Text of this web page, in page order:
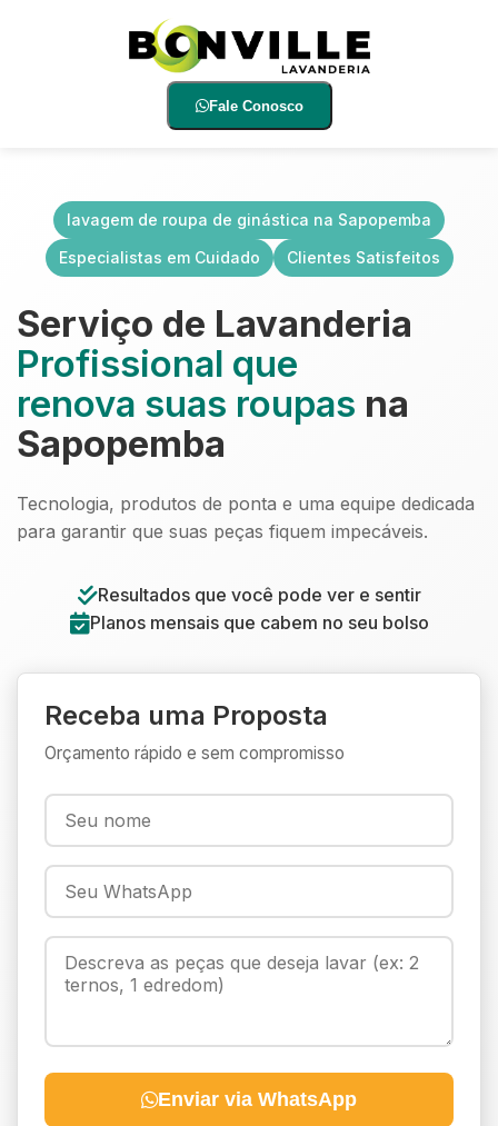
Fale Conosco
lavagem de roupa de ginástica na Sapopemba
Especialistas em Cuidado
Clientes Satisfeitos
Serviço de Lavanderia
Profissional que
renova suas roupas na
Sapopemba
Tecnologia, produtos de ponta e uma equipe dedicada
para garantir que suas peças fiquem impecáveis.
Resultados que você pode ver e sentir
Planos mensais que cabem no seu bolso
Receba uma Proposta
Orçamento rápido e sem compromisso
Enviar via WhatsApp